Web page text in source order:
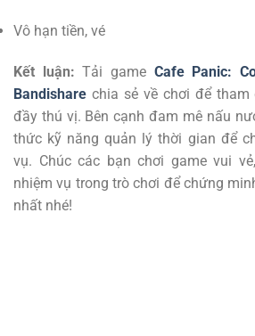
Vô hạn tiền, vé
Kết luận: Tải game Cafe Panic:
Bandishare chia sẻ về chơi để
đầy thú vị. Bên cạnh đam mê nấu
thức kỹ năng quản lý thời gian để
vụ. Chúc các bạn chơi game vui
nhiệm vụ trong trò chơi để chứng
nhất nhé!